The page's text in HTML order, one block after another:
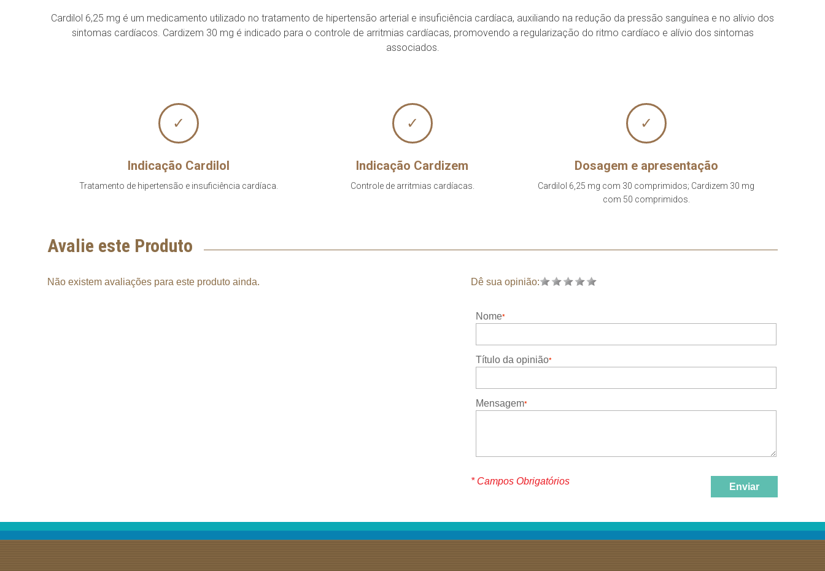
Cardilol 6,25 mg é um medicamento utilizado no tratamento de hipertensão arterial e insuficiência cardíaca, auxiliando na redução da pressão sanguínea e no alívio dos
sintomas cardíacos. Cardizem 30 mg é indicado para o controle de arritmias cardíacas, promovendo a regularização do ritmo cardíaco e alívio dos sintomas
associados.
✓
Indicação Cardilol
Tratamento de hipertensão e insuficiência cardíaca.
✓
Indicação Cardizem
Controle de arritmias cardíacas.
✓
Dosagem e apresentação
Cardilol 6,25 mg com 30 comprimidos; Cardizem 30 mg
com 50 comprimidos.
Avalie este Produto
Não existem avaliações para este produto ainda. Dê sua opinião:
Nome
Título da opinião
Mensagem
* Campos Obrigatórios
Enviar